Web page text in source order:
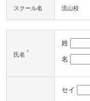
スクール名 流山校
氏名 *
姓
名
セイ